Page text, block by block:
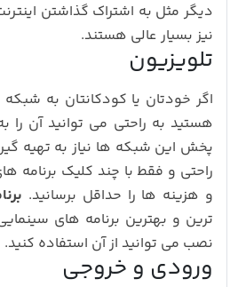
دیگر مثل به اشتراک گذاشتن
نیز بسیار عالی هستند.
تلویزیون
اگر خودتان یا کودکانتان به
هستید به راحتی می توانید آن را
پخش این شبکه ها نیاز به تهیه
راحتی و فقط با چند کلیک برنامه
و هزینه ها را حداقل برسانید.
ترین و بهترین برنامه های
نصب می توانید از آن استفاده کنید.
ورودی و خروجی